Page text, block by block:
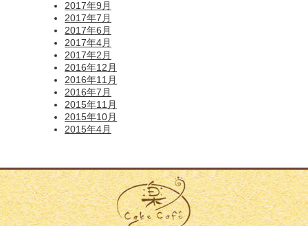
2017年9月
2017年7月
2017年6月
2017年4月
2017年2月
2016年12月
2016年11月
2016年7月
2015年11月
2015年10月
2015年4月